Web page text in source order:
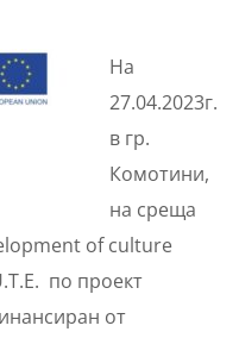
На
27.04.2023г.
в гр.
Комотини,
на среща
of culture
по проект
от